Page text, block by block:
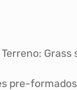
Grass
pre-